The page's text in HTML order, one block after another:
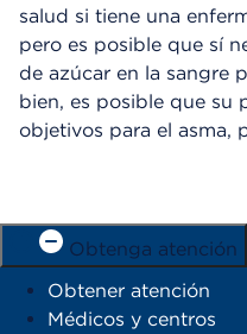
salud si tiene una
pero es posible que sí
de azúcar en la sangre
bien, es posible que su
objetivos para el asma,
Obtenga atención
Obtener atención
Médicos y centros